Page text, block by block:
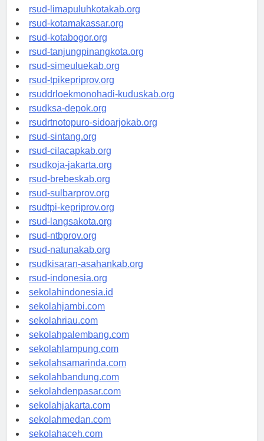
rsud-pasuruankota.org
rsud-limapuluhkotakab.org
rsud-kotamakassar.org
rsud-kotabogor.org
rsud-tanjungpinangkota.org
rsud-simeuluekab.org
rsud-tpikepriprov.org
rsuddrloekmonohadi-kuduskab.org
rsudksa-depok.org
rsudrtnotopuro-sidoarjokab.org
rsud-sintang.org
rsud-cilacapkab.org
rsudkoja-jakarta.org
rsud-brebeskab.org
rsud-sulbarprov.org
rsudtpi-kepriprov.org
rsud-langsakota.org
rsud-ntbprov.org
rsud-natunakab.org
rsudkisaran-asahankab.org
rsud-indonesia.org
sekolahindonesia.id
sekolahjambi.com
sekolahriau.com
sekolahpalembang.com
sekolahlampung.com
sekolahsamarinda.com
sekolahbandung.com
sekolahdenpasar.com
sekolahjakarta.com
sekolahmedan.com